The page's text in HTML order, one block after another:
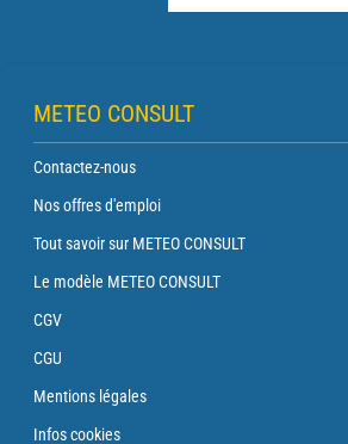
METEO CONSULT
Contactez-nous
Nos offres d'emploi
Tout savoir sur METEO CONSULT
Le modèle METEO CONSULT
CGV
CGU
Mentions légales
Infos cookies